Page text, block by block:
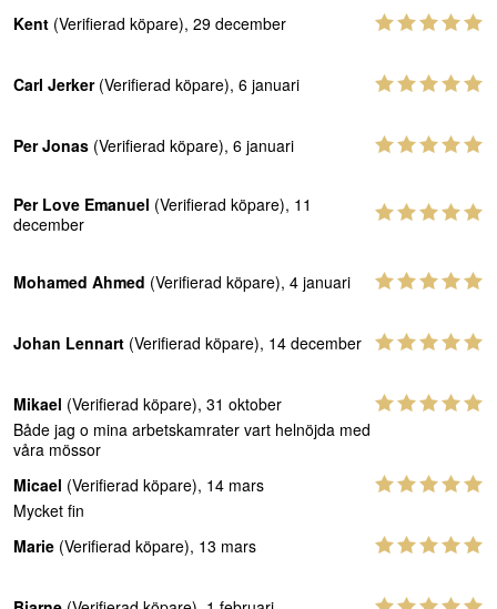
Kent (Verifierad köpare), 29 december
Carl Jerker(Verifierad köpare), 6 januari
Per Jonas (Verifierad köpare), 6 januari
Per Love Emanuel (Verifierad köpare), 11
december
Mohamed Ahmed (Verifierad köpare), 4 januari
Johan Lennart (Verifierad köpare), 14 december
Mikael (Verifierad köpare), 31 oktober
Både jag o mina arbetskamrater vart helnöjda med
våra mössor
Micael (Verifierad köpare), 14 mars
Mycket fin
Marie (Verifierad köpare), 13 mars